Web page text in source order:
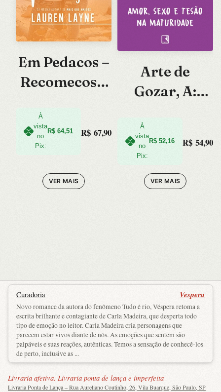
Em Pedacos –
Recomecos –
À
vista
no
Pix:
R$ 64,51 R$ 67,90
VER MAIS
Arte de
Gozar, A:
Tesao na
Maturidade
À
vista
no
Pix:
R$ 52,16 R$ 54,90
VER MAIS
Curadoria Vespera
Novo romance da autora do fenômeno Tudo é rio, Véspera retoma a
escrita brilhante e contagiante de Carla Madeira, que desperta todo
tipo de emoção no leitor. Carla Madeira cria personagens que
parecem estar vivos diante de nós. As emoções que sentem são
palpáveis e suas reações, autênticas. Temos a sensação de conhecê-los
de perto, inclusive as ...
Livraria afetiva. Livraria ponta de lança e imperfeita
Livraria Ponta de Lança – Rua Aureliano Coutinho, 26, Vila Buarque, São Paulo, SP